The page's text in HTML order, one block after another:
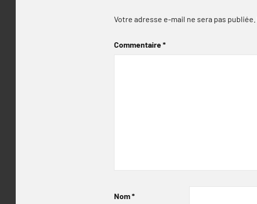
Votre adresse e-mail ne sera pas publiée.
Commentaire*
Nom*